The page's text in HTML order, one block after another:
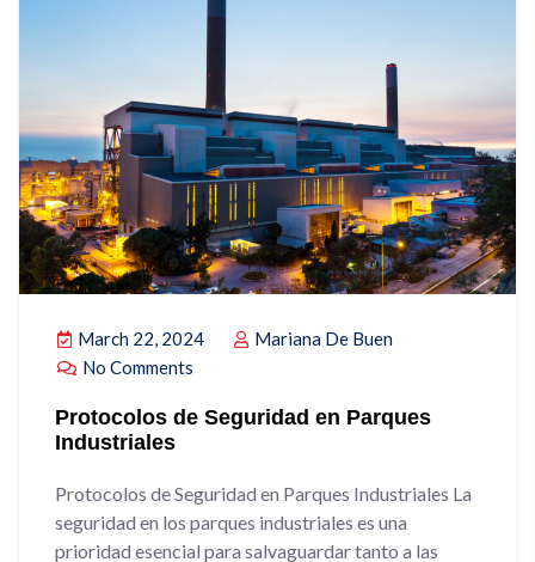
March 22, 2024
Mariana De Buen
No Comments
Protocolos de Seguridad en Parques
Industriales
Protocolos de Seguridad en Parques Industriales La
seguridad en los parques industriales es una
prioridad esencial para salvaguardar tanto a las